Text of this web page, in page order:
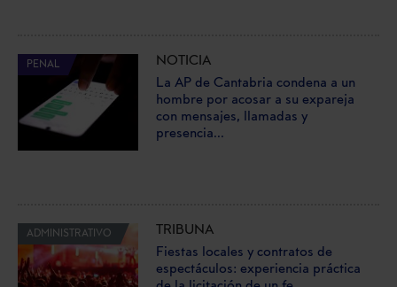
PENAL
NOTICIA
La AP de Cantabria condena a un
hombre por acosar a su expareja
con mensajes, llamadas y
presencia...
ADMINISTRATIVO
TRIBUNA
Fiestas locales y contratos de
espectáculos: experiencia práctica